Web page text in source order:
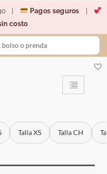
| Pagos seguros
costo
Talla XS Talla CH